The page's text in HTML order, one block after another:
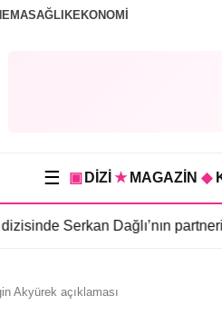
SAĞLIKEKONOMİ
☰ ▣ DİZİ ★ MAGAZİN ◆
Dağlı’nın partnerini
Akyürek açıklaması